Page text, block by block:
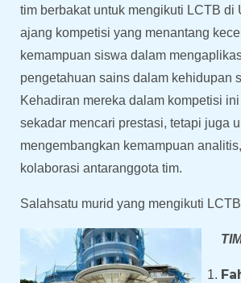
tim berbakat untuk mengikuti LCTB di
ajang kompetisi yang menantang
kemampuan siswa dalam
pengetahuan sains dalam kehidupan
Kehadiran mereka dalam kompetisi
sekadar mencari prestasi, tetapi juga
mengembangkan kemampuan
kolaborasi antaranggota tim.
Salahsatu murid yang mengikuti